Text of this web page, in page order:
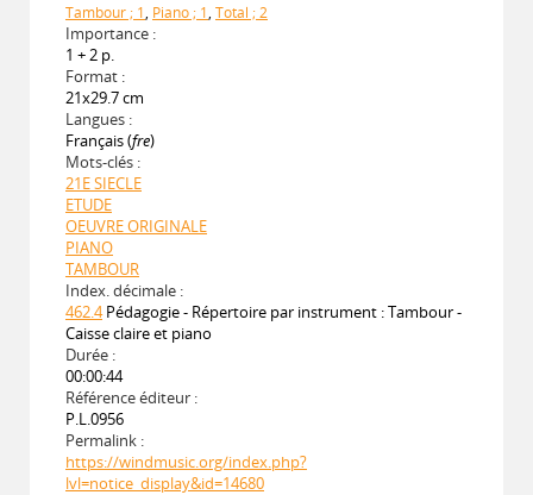
Tambour ; 1, Piano ; 1, Total ; 2
Importance :
1 + 2 p.
Format :
21x29.7 cm
Langues :
Français (fre)
Mots-clés :
21E SIECLE
ETUDE
OEUVRE ORIGINALE
PIANO
TAMBOUR
Index. décimale :
462.4 Pédagogie - Répertoire par instrument : Tambour -
Caisse claire et piano
Durée :
00:00:44
Référence éditeur :
P.L.0956
Permalink :
https://windmusic.org/index.php?
lvl=notice_display&id=14680